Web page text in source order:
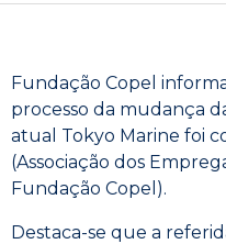
Fundação Copel
processo da mudança
atual Tokyo Marine foi
(Associação dos
Fundação Copel).
Destaca-se que a